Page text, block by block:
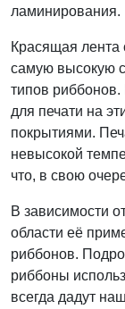
ламинирования.
Красящая лента
самую высокую
типов риббонов.
для печати на
покрытиями.
невысокой
что, в свою
В зависимости
области её
риббонов.
риббоны
всегда дадут